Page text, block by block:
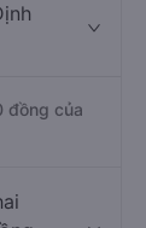
đồng của